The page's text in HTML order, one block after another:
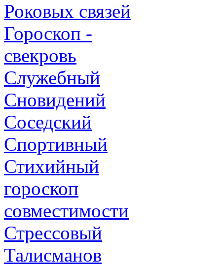
Роковых связей
Гороскоп -
свекровь
Служебный
Сновидений
Соседский
Спортивный
Стихийный
гороскоп
совместимости
Стрессовый
Талисманов